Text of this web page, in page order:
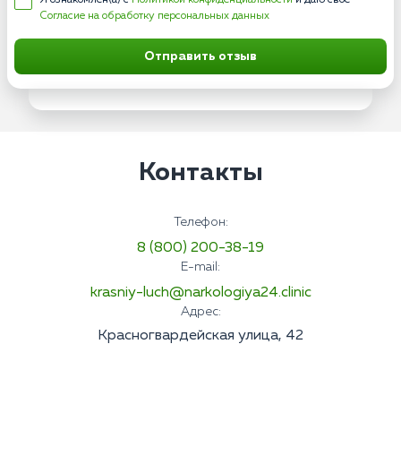
Согласие на обработку персональных данных
Отправить отзыв
Контакты
Телефон:
8 (800) 200-38-19
E-mail:
krasniy-luch@narkologiya24.clinic
Адрес:
Красногвардейская улица, 42